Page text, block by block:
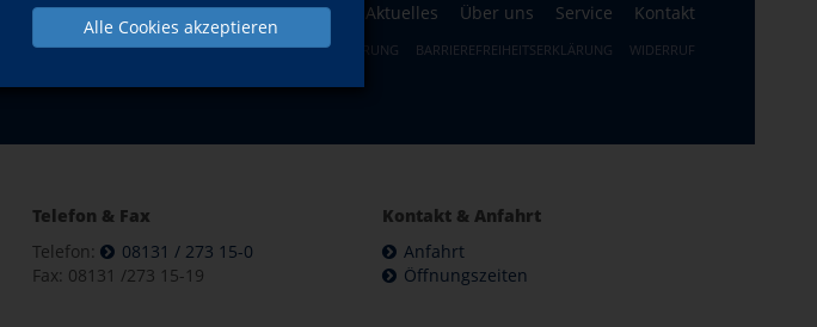
Alle Cookies akzeptieren
Programm Aktuelles Über uns Service Kontakt
AGB DATENSCHUTZERKLÄRUNG WIDERRUFSBELEHRUNG BARRIEREFREIHEITSERKLÄRUNG WIDERRUF
Telefon & Fax
Telefon:
08131 / 273 15-0
Fax: 08131 /273 15-19
Kontakt & Anfahrt
Anfahrt
Öffnungszeiten